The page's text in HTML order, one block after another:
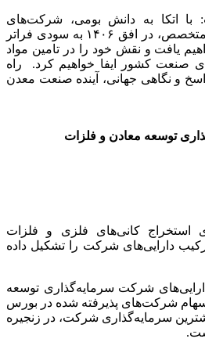
اتکا به دانش بومی، شرکت‌های
دانش‌بنیان و نیروی انسانی متخصص، در افق ۱۴۰۶ به سودی فراتر
یافت و نقش خود را در تامین مواد
صنعت کشور ایفا خواهیم کرد. راه
و نگاهی جهانی، آینده صنعت معدن
توسعه معادن و فلزات
استخراج کانی‌های فلزی و فلزات
۹۰ درصد ترکیب دارایی‌های شرکت را تشکیل داده
از 90 درصد دارایی‌های شرکت سرمایه‌گذاری توسعه
شرکت‌های پذیرفته شده در بورس
سرمایه‌گذاری شرکت، در زنجیره